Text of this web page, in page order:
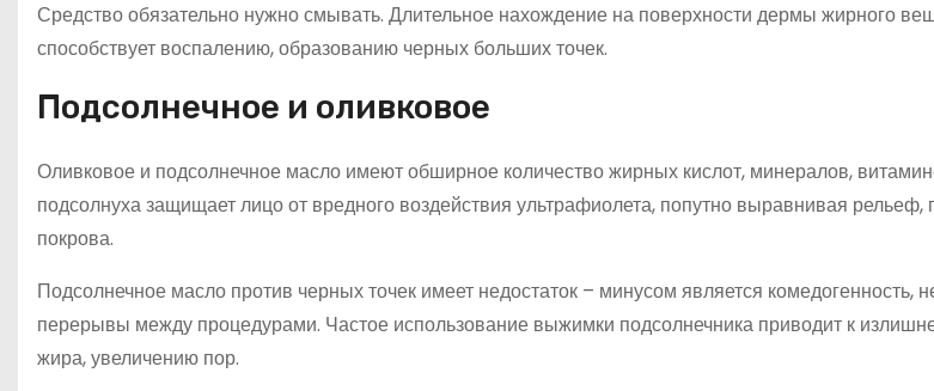
Средство обязательно нужно смывать. Длительное нахождение на поверхности дермы жирного
способствует воспалению, образованию черных больших точек.
Подсолнечное и оливковое
Оливковое и подсолнечное масло имеют обширное количество жирных кислот, минералов,
подсолнуха защищает лицо от вредного воздействия ультрафиолета, попутно выравнивая
покрова.
Подсолнечное масло против черных точек имеет недостаток – минусом является комедогенность,
перерывы между процедурами. Частое использование выжимки подсолнечника приводит к
жира, увеличению пор.